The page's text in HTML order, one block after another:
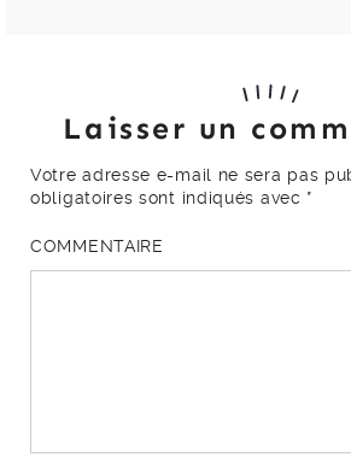
Laisser un
Votre adresse e-mail ne sera pas
obligatoires sont indiqués avec *
COMMENTAIRE